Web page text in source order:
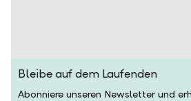
Bleibe auf dem Laufenden
Abonniere unseren Newsletter und